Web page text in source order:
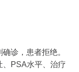
诊，患者拒绝。
、PSA水平、治疗